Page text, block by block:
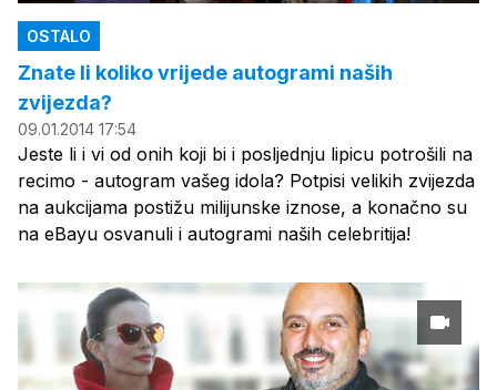
OSTALO
Znate li koliko vrijede autogrami naših
zvijezda?
09.01.2014 17:54
Jeste li i vi od onih koji bi i posljednju lipicu potrošili na
recimo - autogram vašeg idola? Potpisi velikih zvijezda
na aukcijama postižu milijunske iznose, a konačno su
na eBayu osvanuli i autogrami naših celebritija!